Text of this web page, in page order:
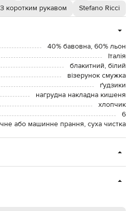
З коротким рукавом Stefano Ricci
40% бавовна, 60% льон
Італія
блакитний, білий
візерунок смужка
ґудзики
нагрудна накладна кишеня
хлопчик
6
або машинне прання, суха чистка